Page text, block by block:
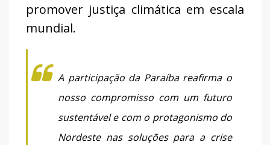
promover justiça climática em escala
mundial.
A participação da Paraíba reafirma o
nosso compromisso com um futuro
sustentável e com o protagonismo do
Nordeste nas soluções para a crise